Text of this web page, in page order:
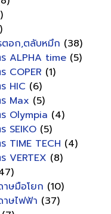
ตอก,ตลับหมึก (38)
ALPHA time (5)
COPER (1)
HIC (6)
Max (5)
Olympia (4)
SEIKO (5)
TIME TECH (4)
VERTEX (8)
าษมือโยก (10)
าษไฟฟ้า (37)